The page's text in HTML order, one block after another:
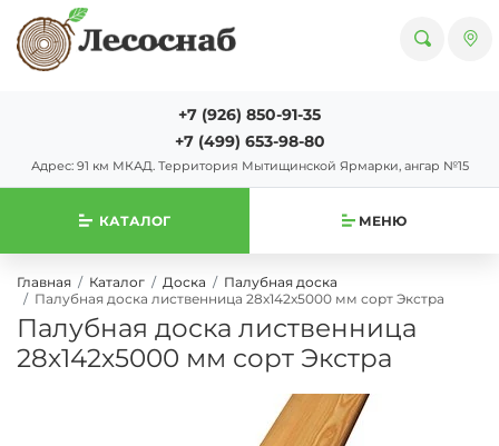
+7 (926) 850-91-35
+7 (499) 653-98-80
Адрес: 91 км МКАД. Территория Мытищинской Ярмарки, ангар №15
КАТАЛОГ МЕНЮ
Главная Каталог Доска
Палубная доска
Палубная доска лиственница 28х142х5000 мм сорт Экстра
Палубная доска лиственница
28х142х5000 мм сорт Экстра